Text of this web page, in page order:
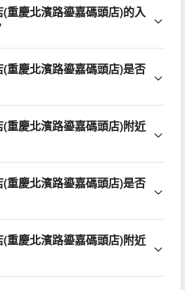
重慶北濱路鎏嘉碼頭店)的入
重慶北濱路鎏嘉碼頭店)是否
重慶北濱路鎏嘉碼頭店)附近
重慶北濱路鎏嘉碼頭店)是否
重慶北濱路鎏嘉碼頭店)附近